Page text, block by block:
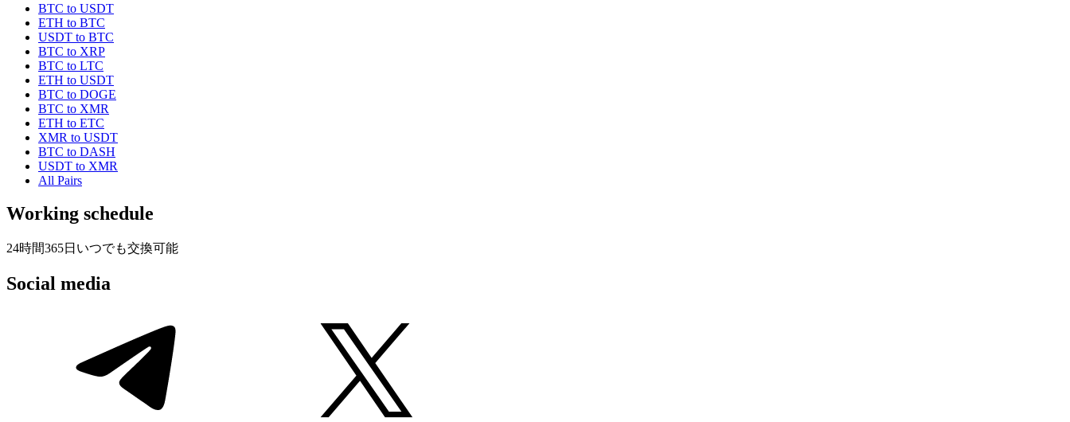
BTC to USDT
ETH to BTC
USDT to BTC
BTC to XRP
BTC to LTC
ETH to USDT
BTC to DOGE
BTC to XMR
ETH to ETC
XMR to USDT
BTC to DASH
USDT to XMR
All Pairs
Working schedule
24時間365日いつでも交換可能
Social media